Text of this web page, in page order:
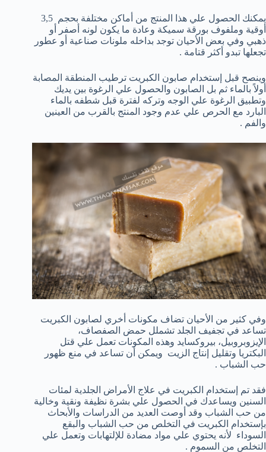
يمكنك الحصول علي هذا المنتج من أماكن مختلفة بحجم 3,5
أوقية وملفوف بورقة سميكة وعادة ما يكون لونه أصفر أو
ذهبي وفي بعض الأحيان توجد بداخله ملونات صناعية أو عطور
تجعلها تبدو أكثر قتامة .
وينصح قبل إستخدام صابون الكبريت ترطيب المنطقة المصابة
أولاً بالماء ثم بل الصابون والحصول علي الرغوة بين يديك
وتطبيق الرغوة علي الوجه وتركه لفترة قبل شطفه بالماء
البارد مع الحرص علي عدم وجود المنتج بالقرب من العينين
والفم .
وفي كثير من الأحيان تضاف مكونات أخري لصابون الكبريت
تساعد في تجفيف الجلد تشملل حمض الصفصاف،
الإيزوبروبيل، بيروكسايد وهذه المكونات تعمل علي قتل
البكتريا وتقليل إنتاج الزيت ويمكن أن تساعد في منع ظهور
حب الشباب .
فقد تم إستخدام الكبريت في علاج الأمراض الجلدية لمئات
السنين ويساعدك في الحصول علي بشرة نظيفة ونقية وخالية
من حب الشباب وقد أوصت العديد من الدراسات والأبحاث
بإستخدام الكبريت في التخلص من حب الشباب والبقع
السوداء لأنه يحتوي علي مواد مضادة للإلتهابات وتعمل علي
التخلص من السموم .